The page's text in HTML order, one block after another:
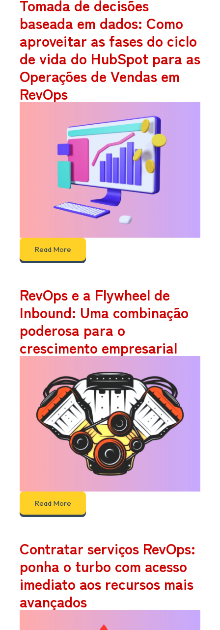
Tomada de decisões
baseada em dados: Como
aproveitar as fases do ciclo
de vida do HubSpot para as
Operações de Vendas em
RevOps
Read More
RevOps e a Flywheel de
Inbound: Uma combinação
poderosa para o
crescimento empresarial
Read More
Contratar serviços RevOps:
ponha o turbo com acesso
imediato aos recursos mais
avançados